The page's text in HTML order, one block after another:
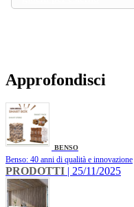
Approfondisci
BENSO
Benso: 40 anni di qualità e innovazione
PRODOTTI | 25/11/2025